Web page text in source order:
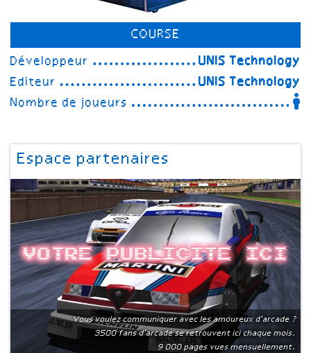
COURSE
Développeur
UNIS Technology
Editeur
UNIS Technology
Nombre de joueurs
Espace partenaires
Votre publicite ici
Vous voulez communiquer avec les amoureux d'arcade ?
3500 fans d'arcade se retrouvent ici chaque mois.
9 000 pages vues mensuellement.